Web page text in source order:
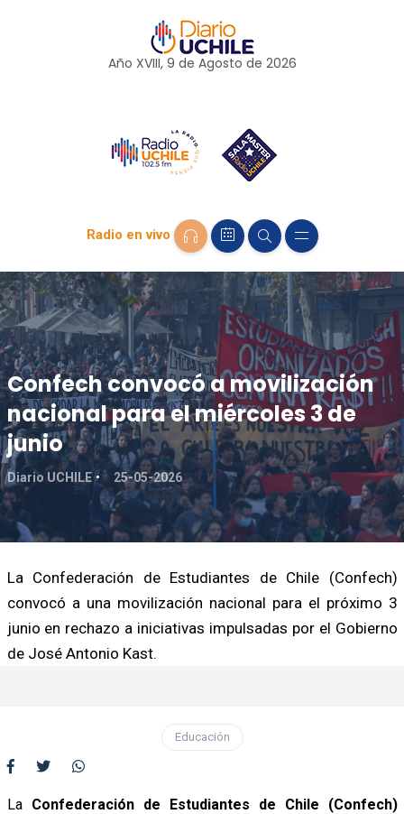
Año XVIII, 9 de Agosto de 2026
Radio en vivo
Confech convocó a movilización
nacional para el miércoles 3 de
junio
Diario UCHILE 25-05-2026
La Confederación de Estudiantes de Chile (Confech)
convocó a una movilización nacional para el próximo 3
junio en rechazo a iniciativas impulsadas por el Gobierno
de José Antonio Kast.
Educación
La Confederación de Estudiantes de Chile (Confech)